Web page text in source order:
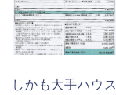
しかも大手ハウ